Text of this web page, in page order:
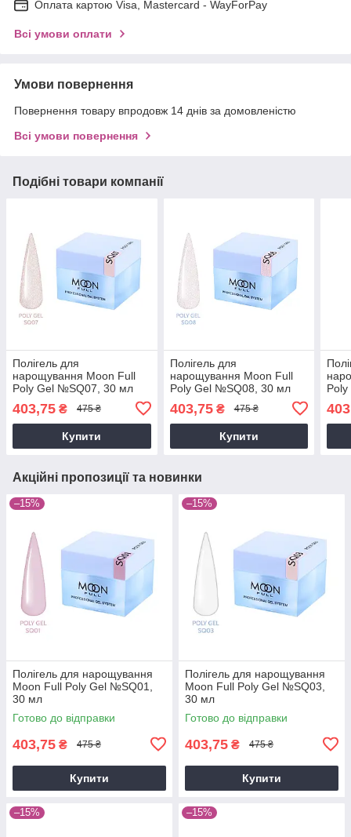
Оплата картою Visa, Mastercard - WayForPay
Всі умови оплати
Умови повернення
Повернення товару впродовж 14 днів за домовленістю
Всі умови повернення
Подібні товари компанії
Полігель для
нарощування Moon Full
Poly Gel №SQ07, 30 мл
403,75 ₴ 475 ₴
Купити
Полігель для
нарощування Moon Full
Poly Gel №SQ08, 30 мл
403,75₴ 475 ₴
Купити
Акційні пропозиції та новинки
–15%
Полігель для нарощування
Moon Full Poly Gel №SQ01,
30 мл
Готово до відправки
403,75 ₴ 475 ₴
Купити
–15%
Полігель для нарощування
Moon Full Poly Gel №SQ03,
30 мл
Готово до відправки
403,75 ₴ 475 ₴
Купити
–15% –15%